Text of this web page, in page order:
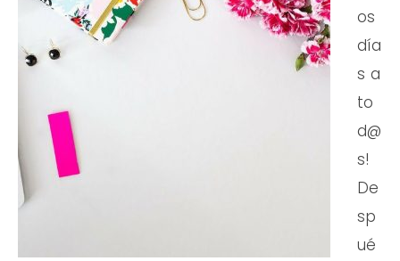
os
día
s a
to
d@
s!
De
sp
ué